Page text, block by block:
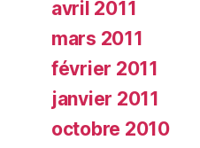
avril 2011
mars 2011
février 2011
janvier 2011
octobre 2010